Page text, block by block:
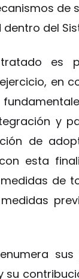
de
del
es
en
y
de
esta
de